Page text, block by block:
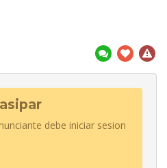
debe iniciar sesion